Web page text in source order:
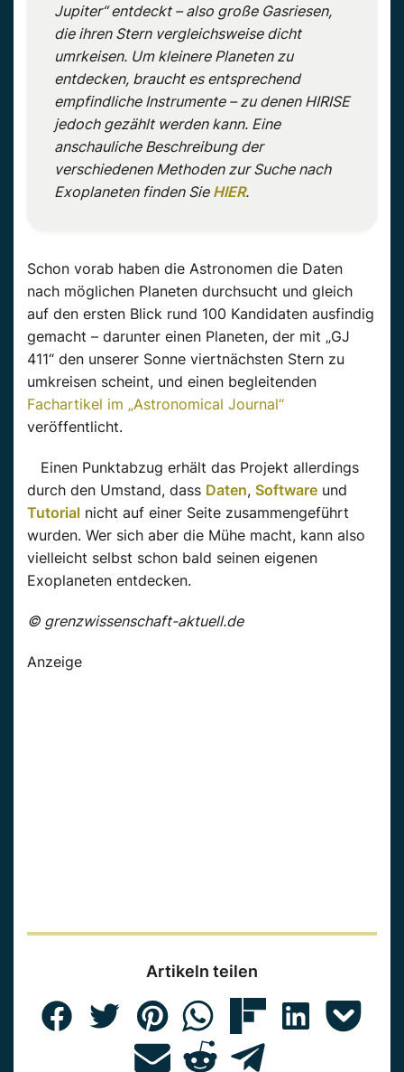
Jupiter“ entdeckt – also große Gasriesen,
die ihren Stern vergleichsweise dicht
umrkeisen. Um kleinere Planeten zu
entdecken, braucht es entsprechend
empfindliche Instrumente – zu denen HIRISE
jedoch gezählt werden kann. Eine
anschauliche Beschreibung der
verschiedenen Methoden zur Suche nach
Exoplaneten finden Sie HIER.
Schon vorab haben die Astronomen die Daten
nach möglichen Planeten durchsucht und gleich
auf den ersten Blick rund 100 Kandidaten ausfindig
gemacht – darunter einen Planeten, der mit „GJ
411“ den unserer Sonne viertnächsten Stern zu
umkreisen scheint, und einen begleitenden
Fachartikel im „Astronomical Journal“
veröffentlicht.
Einen Punktabzug erhält das Projekt allerdings
durch den Umstand, dass Daten, Software und
Tutorial nicht auf einer Seite zusammengeführt
wurden. Wer sich aber die Mühe macht, kann also
vielleicht selbst schon bald seinen eigenen
Exoplaneten entdecken.
© grenzwissenschaft-aktuell.de
Anzeige
Artikeln teilen